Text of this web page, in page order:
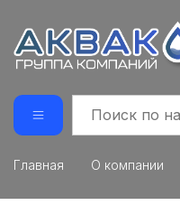
Главная О компании